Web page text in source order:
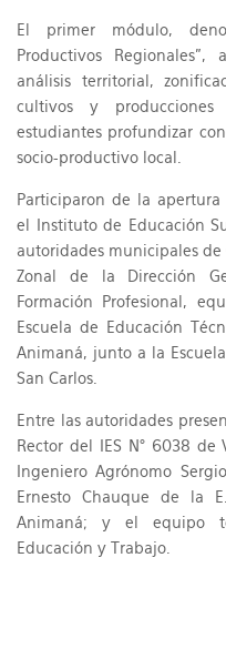
El primer módulo,
Productivos Regionales”,
análisis territorial,
cultivos y
estudiantes profundizar
socio-productivo local.
Participaron de la apertura
el Instituto de Educación
autoridades municipales
Zonal de la Dirección
Formación Profesional,
Escuela de Educación
Animaná, junto a la
San Carlos.
Entre las autoridades
Rector del IES N° 6038 de
Ingeniero Agrónomo
Ernesto Chauque de la
Animaná; y el equipo
Educación y Trabajo.